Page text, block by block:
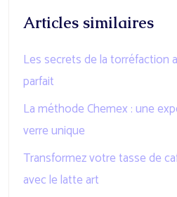
Articles similaires
Les secrets de la torréfaction
parfait
La méthode Chemex : une
verre unique
Transformez votre tasse de
avec le latte art